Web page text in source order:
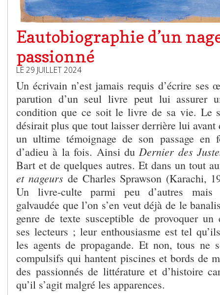
Eautobiographie d’un
passionné
LE 29 JUILLET 2024
Un écrivain n’est jamais requis d’écrire ses
parution d’un seul livre peut lui assurer
condition que ce soit le livre de sa vie. Le
désirait plus que tout laisser derrière lui avant
un ultime témoignage de son passage en
d’adieu à la fois. Ainsi duDernier des
Bart et de quelques autres. Et dans un tout
et nageurs de Charles Sprawson (Karachi,
Un livre-culte parmi peu d’autres mais
galvaudée que l’on s’en veut déjà de le
genre de texte susceptible de provoquer un
ses lecteurs ; leur enthousiasme est tel
les agents de propagande. Et non, tous ne
compulsifs qui hantent piscines et bords de
des passionnés de littérature et d’histoire
qu’il s’agit malgré les apparences.